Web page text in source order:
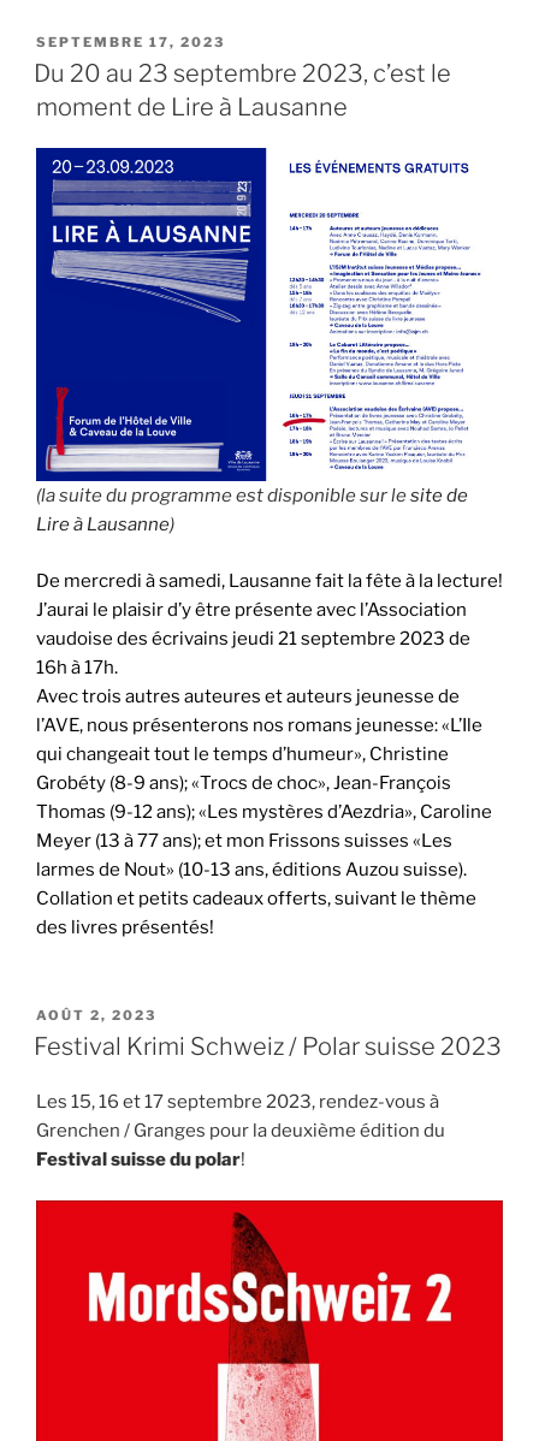
PUBLIÉ
LE
SEPTEMBRE 17, 2023
Du 20 au 23 septembre 2023, c’est le
moment de Lire à Lausanne
(la suite du programme est disponible sur lesite de
Lire à Lausanne)
De mercredi à samedi, Lausanne fait la fête à la lecture!
J’aurai le plaisir d’y être présente avec l’Association
vaudoise des écrivains jeudi 21 septembre 2023 de
16h à 17h.
Avec trois autres auteures et auteurs jeunesse de
l’AVE, nous présenterons nos romans jeunesse: «L’Ile
qui changeait tout le temps d’humeur», Christine
Grobéty (8-9 ans); «Trocs de choc», Jean-François
Thomas (9-12 ans); «Les mystères d’Aezdria», Caroline
Meyer (13 à 77 ans); et mon Frissons suisses «Les
larmes de Nout» (10-13 ans, éditions Auzou suisse).
Collation et petits cadeaux offerts, suivant le thème
des livres présentés!
PUBLIÉ
LE
AOÛT 2, 2023
Festival Krimi Schweiz / Polar suisse 2023
Les 15, 16 et 17 septembre 2023, rendez-vous à
Grenchen / Granges pour la deuxième édition du
Festival suisse du polar!